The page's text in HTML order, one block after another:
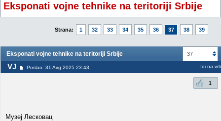
Eksponati vojne tehnike na teritoriji Srbije
Strana: 1 32 33 34 35 36 37 38 39
37
Eksponati vojne tehnike na teritoriji Srbije
VJ Poslao: 31 Avg 2025 23:43 Idi na vrh
1
Музеј Лесковац